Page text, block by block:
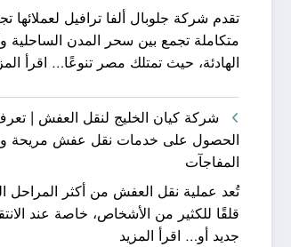
تقدم شركة جلوبال ألفا ترافيل لعملائها
متكاملة تجمع بين سحر المدن الساحلية
الهادئة، حيث تمتلك مصر تنوعًا… اقرأ
شركة كيان الخليج لنقل العفش |
الحصول على خدمات نقل عفش مريحة
المفاجآت
تُعد عملية نقل العفش من أكثر المراحل
قلقًا للكثير من الأشخاص، خاصة عند
جديد أو… اقرأ المزيد